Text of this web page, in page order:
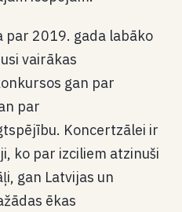
par 2019. gada labāko
vairākas
gan par
par
Koncertzālei ir
ko par izciliem atzinuši
gan Latvijas un
ēkas